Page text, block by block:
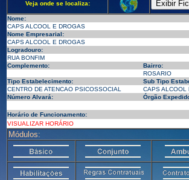
Veja onde se localiza:
Nome:
CAPS ALCOOL E DROGAS
Nome Empresarial:
CAPS ALCOOL E DROGAS
Logradouro:
RUA BONFIM
Complemento:
Bairro:
ROSARIO
Tipo Estabelecimento:
Sub Tipo
CENTRO DE ATENCAO PSICOSSOCIAL
CAPS ALCOOL
Número Alvará:
Órgão
Horário de Funcionamento:
VISUALIZAR HORÁRIO
Módulos: